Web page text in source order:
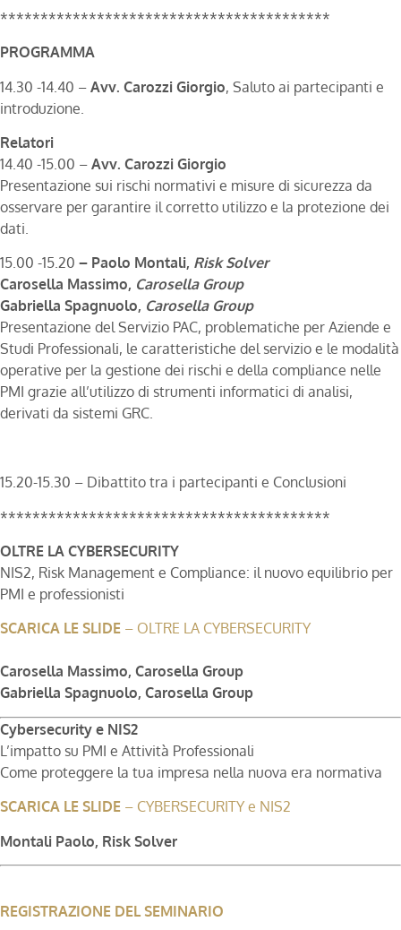
*****************************************
PROGRAMMA
14.30 -14.40 – Avv. Carozzi Giorgio, Saluto ai partecipanti e
introduzione.
Relatori
14.40 -15.00 – Avv. Carozzi Giorgio
Presentazione sui rischi normativi e misure di sicurezza da
osservare per garantire il corretto utilizzo e la protezione dei
dati.
15.00 -15.20 – Paolo Montali, Risk Solver
Carosella Massimo, Carosella Group
Gabriella Spagnuolo, Carosella Group
Presentazione del Servizio PAC, problematiche per Aziende e
Studi Professionali, le caratteristiche del servizio e le modalità
operative per la gestione dei rischi e della compliance nelle
PMI grazie all’utilizzo di strumenti informatici di analisi,
derivati da sistemi GRC.
15.20-15.30 – Dibattito tra i partecipanti e Conclusioni
*****************************************
OLTRE LA CYBERSECURITY
NIS2, Risk Management e Compliance: il nuovo equilibrio per
PMI e professionisti
SCARICA LE SLIDE – OLTRE LA CYBERSECURITY
Carosella Massimo, Carosella Group
Gabriella Spagnuolo, Carosella Group
Cybersecurity e NIS2
L’impatto su PMI e Attività Professionali
Come proteggere la tua impresa nella nuova era normativa
SCARICA LE SLIDE – CYBERSECURITY e NIS2
Montali Paolo, Risk Solver
REGISTRAZIONE DEL SEMINARIO